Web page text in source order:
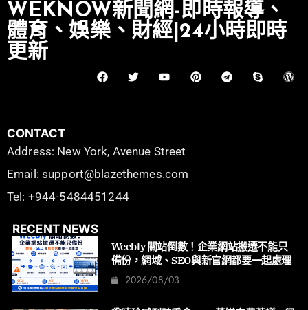
WEKNOW新聞網-即時報導、
體育、娛樂、財經|24小時即時
更新
CONTACT
Address: New York, Avenue Street
Email: support@blazethemes.com
Tel: +944-5484451244
RECENT NEWS
Weebly 關站倒數！企業網站搬遷不能只
備份，網域、SEO與新官網都要一起處理
2026/08/03